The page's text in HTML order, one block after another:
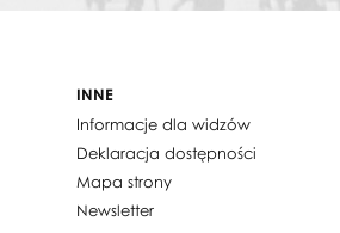
INNE
Informacje dla widzów
Deklaracja dostępności
Mapa strony
Newsletter